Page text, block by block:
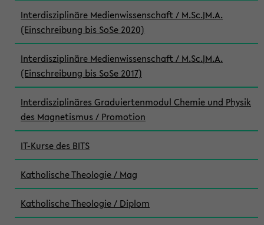
Interdisziplinäre Medienwissenschaft / M.Sc.|M.A.
(Einschreibung bis SoSe 2020)
Interdisziplinäre Medienwissenschaft / M.Sc.|M.A.
(Einschreibung bis SoSe 2017)
Interdisziplinäres Graduiertenmodul Chemie und Physik
des Magnetismus / Promotion
IT-Kurse des BITS
Katholische Theologie / Mag
Katholische Theologie / Diplom